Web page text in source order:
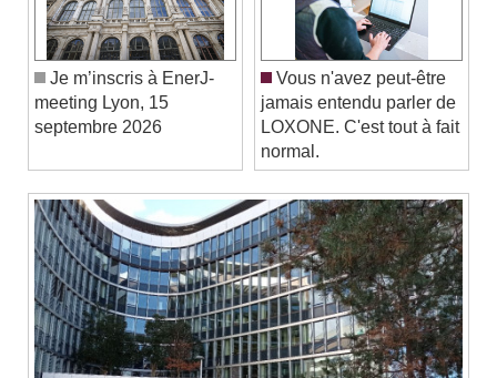
Current Time0:00
/
Duration-:-
Loaded: 0%
Stream Type
Seek to live, currently behind liveLIVE
Playback Rate
Chapters
Chapters
Descriptions
descriptions off, selected
Subtitles
Je m’inscris à EnerJ-
meeting Lyon, 15
Vous n'avez peut-être
jamais entendu parler de
LOXONE. C'est tout à fait
normal.